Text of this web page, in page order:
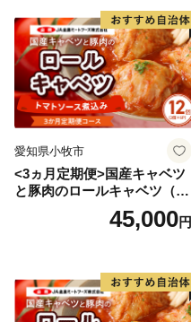
愛知県小牧市
<3ヵ月定期便>国産キャベツ
と豚肉のロールキャベツ（6P
45,000円